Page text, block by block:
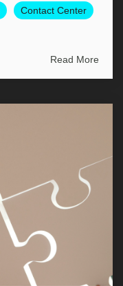
Contact Center
Read More